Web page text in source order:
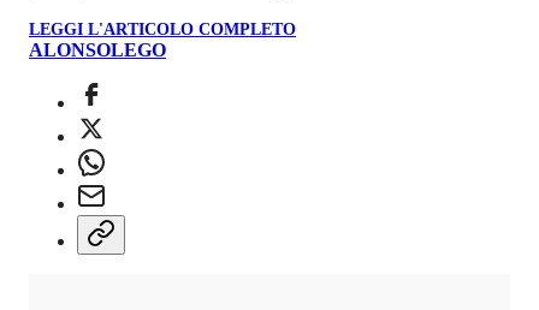
LEGGI L'ARTICOLO COMPLETO
ALONSOLEGO